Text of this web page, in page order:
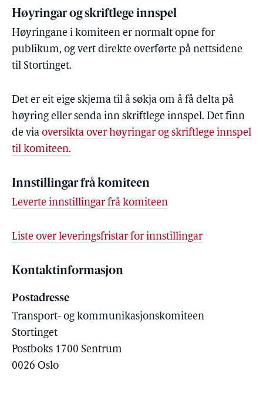
Høyringar og skriftlege innspel
Høyringane i komiteen er normalt opne for
publikum, og vert direkte overførte på nettsidene
til Stortinget.
Det er eit eige skjema til å søkja om å få delta på
høyring eller senda inn skriftlege innspel. Det finn
de via oversikta over høyringar og skriftlege innspel
til komiteen.
Innstillingar frå komiteen
Leverte innstillingar frå komiteen
Liste over leveringsfristar for innstillingar
Kontaktinformasjon
Postadresse
Transport- og kommunikasjonskomiteen
Stortinget
Postboks 1700 Sentrum
0026 Oslo